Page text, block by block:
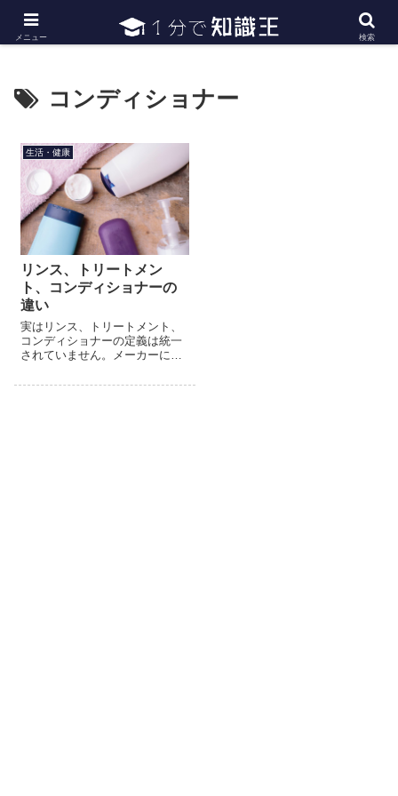
日常で必要な常識・知識や雑学・豆知識を幅広く紹介
コンディショナー
生活・健康
リンス、トリートメン
ト、コンディショナーの
違い
実はリンス、トリートメント、
コンディショナーの定義は統一
されていません。メーカーによ
いをご紹介します。リンスとコ
メニュー 検索